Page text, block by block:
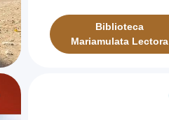
Biblioteca
Mariamulata Lectora